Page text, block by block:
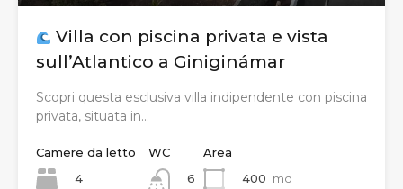
Villa con piscina privata e vista
sull’Atlantico a Giniginámar
Scopri questa esclusiva villa indipendente con piscina
privata, situata in…
Camere da letto
4
WC
6
Area
400 mq